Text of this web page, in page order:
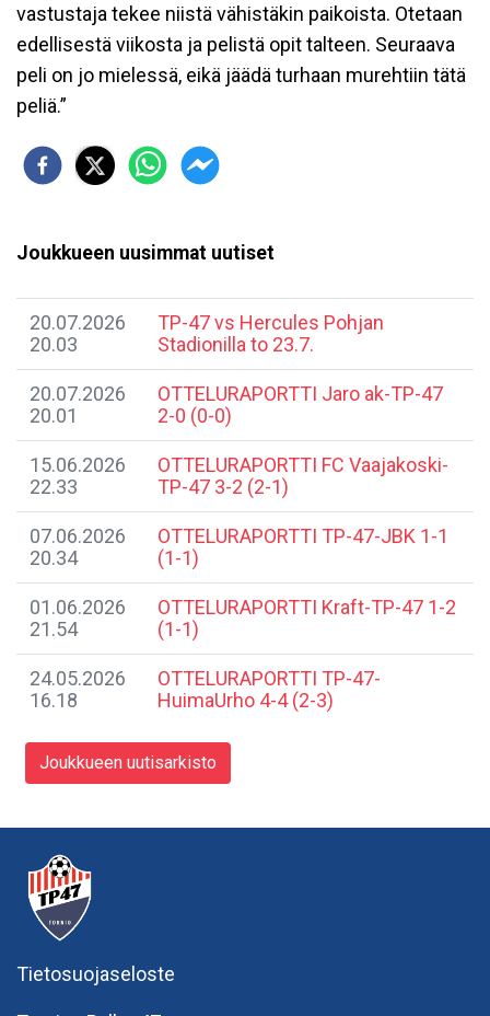
vastustaja tekee niistä vähistäkin paikoista. Otetaan
edellisestä viikosta ja pelistä opit talteen. Seuraava
peli on jo mielessä, eikä jäädä turhaan murehtiin tätä
peliä.”
Joukkueen uusimmat uutiset
20.07.2026
20.03
TP-47 vs Hercules Pohjan
Stadionilla to 23.7.
20.07.2026
20.01
​OTTELURAPORTTI Jaro ak-TP-47
2-0 (0-0)
15.06.2026
22.33
​OTTELURAPORTTI FC Vaajakoski-
TP-47 3-2 (2-1)
07.06.2026
20.34
​OTTELURAPORTTI TP-47-JBK 1-1
(1-1)
01.06.2026
21.54
OTTELURAPORTTI Kraft-TP-47 1-2
(1-1)
24.05.2026
16.18
​OTTELURAPORTTI TP-47-
HuimaUrho 4-4 (2-3)
Joukkueen uutisarkisto
Tietosuojaseloste